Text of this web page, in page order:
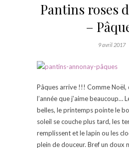
Pantins roses
–
9 avril 2017
Pâques arrive !!! Comme Noël,
l’année que j’aime beaucoup…
belles, le printemps pointe le
soleil se couche plus tard, les
remplissent et le lapin ou les
plein de douceur. Bref un doux